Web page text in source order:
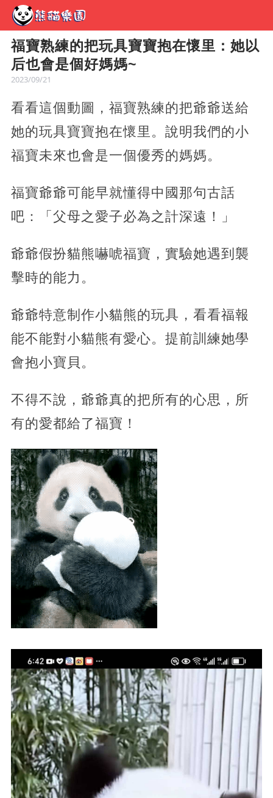
福寶熟練的把玩具寶寶抱在懷里：她以
后也會是個好媽媽~
2023/09/21
看看這個動圖，福寶熟練的把爺爺送給
她的玩具寶寶抱在懷里。說明我們的小
福寶未來也會是一個優秀的媽媽。
福寶爺爺可能早就懂得中國那句古話
吧：「父母之愛子必為之計深遠！」
爺爺假扮貓熊嚇唬福寶，實驗她遇到襲
擊時的能力。
爺爺特意制作小貓熊的玩具，看看福報
能不能對小貓熊有愛心。提前訓練她學
會抱小寶貝。
不得不說，爺爺真的把所有的心思，所
有的愛都給了福寶！